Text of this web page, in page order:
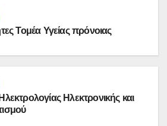
Τομέα Υγείας πρόνοιας
Ηλεκτρονικής και